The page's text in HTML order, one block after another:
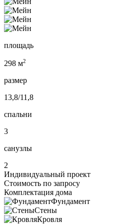
площадь
298 м2
размер
13,8/11,8
спальни
3
санузлы
2
Индивидуальный проект
Стоимость по запросу
Комплектация дома
Фундамент
Стены
Кровля